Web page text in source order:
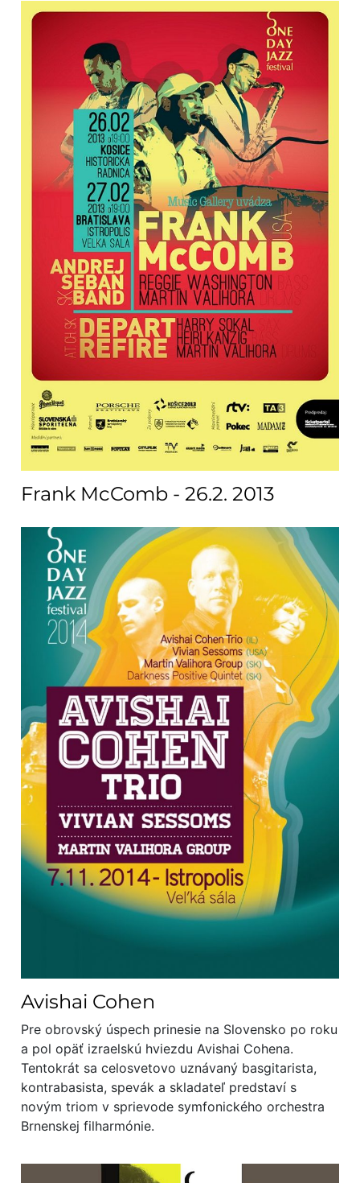
Frank McComb - 26.2. 2013
Avishai Cohen
Pre obrovský úspech prinesie na Slovensko po roku
a pol opäť izraelskú hviezdu Avishai Cohena.
Tentokrát sa celosvetovo uznávaný basgitarista,
kontrabasista, spevák a skladateľ predstaví s
novým triom v sprievode symfonického orchestra
Brnenskej filharmónie.